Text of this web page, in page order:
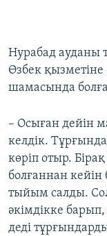
Нурабад ауданы
Өзбек қызметіне
шамасында
– Осыған дейін
келдік.
көріп отыр.
болғаннан
тыйым салды.
әкімдікке
деді